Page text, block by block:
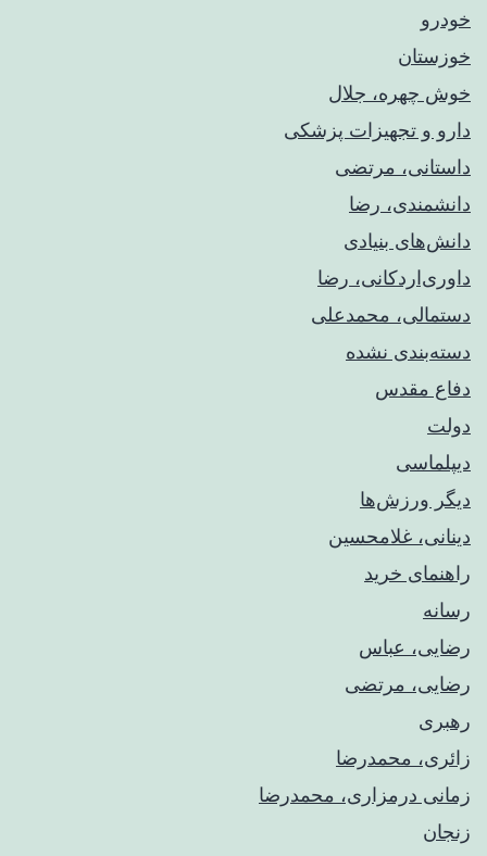
خودرو
خوزستان
خوش چهره، جلال
دارو و تجهیزات پزشکی
داستانی، مرتضی
دانشمندی، رضا
دانش‌های بنیادی
داوری‌اردکانی، رضا
دستمالی، محمدعلی
دسته‌بندی نشده
دفاع مقدس
دولت
دیپلماسی
دیگر ورزش‌ها
دینانی، غلامحسین
راهنمای خريد
رسانه
رضایی، عباس
رضایی، مرتضی
رهبری
زائری، محمدرضا
زمانی درمزاری، محمدرضا
زنجان